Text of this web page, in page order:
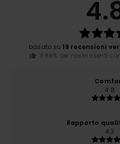
basato su 19 recensioni
Il 68% dei nostri clienti
4.8
Rapporto
4.3